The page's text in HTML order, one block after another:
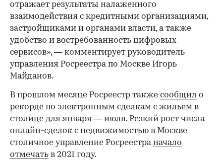
отражает результаты налаженного
взаимодействия с кредитными организациями,
застройщиками и органами власти, а также
удобство и востребованность цифровых
сервисов», — комментирует руководитель
управления Росреестра по Москве Игорь
Майданов.
В прошлом месяце Росреестр также сообщил о
рекорде по электронным сделкам с жильем в
столице для января — июля. Резкий рост числа
онлайн-сделок с недвижимостью в Москве
столичное управление Росреестраначало
отмечать в 2021 году.